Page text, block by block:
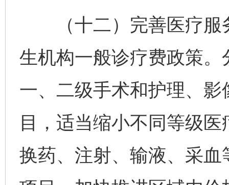
（十二）完善医疗服
生机构一般诊疗费政策
一、二级手术和护理、
目，适当缩小不同等级
换药、注射、输液、采